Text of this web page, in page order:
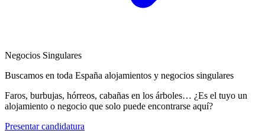
Negocios Singulares
Buscamos en toda España alojamientos y negocios singulares
Faros, burbujas, hórreos, cabañas en los árboles… ¿Es el tuyo un
alojamiento o negocio que solo puede encontrarse aquí?
Presentar candidatura